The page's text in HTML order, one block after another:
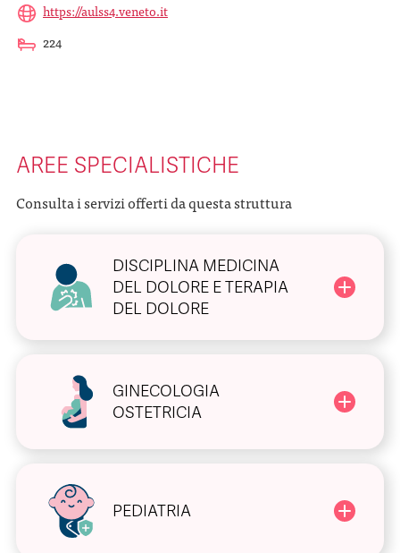
https://aulss4.veneto.it
224
AREE SPECIALISTICHE
Consulta i servizi offerti da questa struttura
DISCIPLINA MEDICINA
DEL DOLORE E TERAPIA
DEL DOLORE
GINECOLOGIA
OSTETRICIA
PEDIATRIA